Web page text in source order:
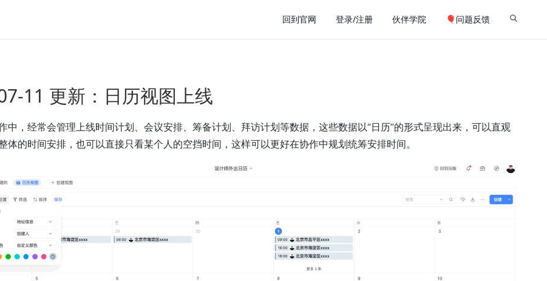
回到官网 登录/注册 伙伴学院 🎈问题反馈
11 更新：日历视图上线
中，经常会管理上线时间计划、会议安排、筹备计划、拜访计划等数据，这些数据以“日历”的形式呈现出来，可以直观
体的时间安排，也可以直接只看某个人的空挡时间，这样可以更好在协作中规划统筹安排时间。